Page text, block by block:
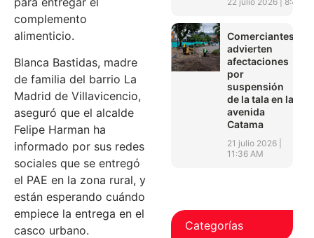
complemento
alimenticio.
Blanca Bastidas, madre
de familia del barrio La
Madrid de Villavicencio,
aseguró que el alcalde
Felipe Harman ha
informado por sus redes
sociales que se entregó
el PAE en la zona rural, y
están esperando cuándo
empiece la entrega en el
casco urbano.
Comerciantes
advierten
afectaciones
por
suspensión
de la tala en la
avenida
Catama
21 julio 2026
11:36 AM
Categorías